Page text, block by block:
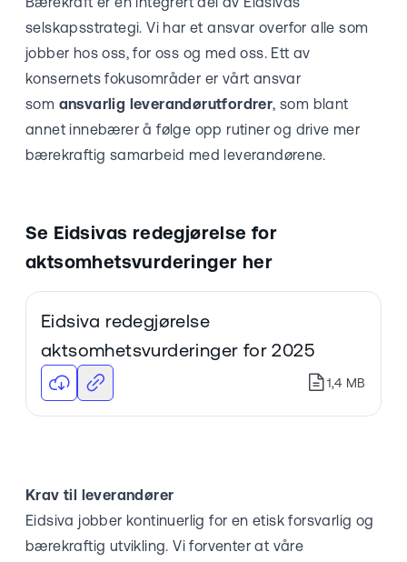
selskapsstrategi. Vi har et ansvar overfor alle som
jobber hos oss, for oss og med oss. Ett av
konsernets fokusområder er vårt ansvar
som ansvarlig leverandørutfordrer, som blant
annet innebærer å følge opp rutiner og drive mer
bærekraftig samarbeid med leverandørene.
Se Eidsivas redegjørelse for
aktsomhetsvurderinger her
Eidsiva redegjørelse
aktsomhetsvurderinger for 2025
1,4 MB
Krav til leverandører
Eidsiva jobber kontinuerlig for en etisk forsvarlig og
bærekraftig utvikling. Vi forventer at våre